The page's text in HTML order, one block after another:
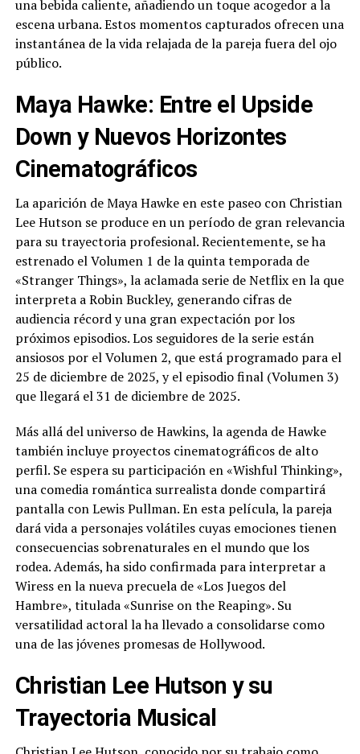
una bebida caliente, añadiendo un toque acogedor a la
escena urbana. Estos momentos capturados ofrecen una
instantánea de la vida relajada de la pareja fuera del ojo
público.
Maya Hawke: Entre el Upside
Down y Nuevos Horizontes
Cinematográficos
La aparición de Maya Hawke en este paseo con Christian
Lee Hutson se produce en un período de gran relevancia
para su trayectoria profesional. Recientemente, se ha
estrenado el Volumen 1 de la quinta temporada de
«Stranger Things», la aclamada serie de Netflix en la que
interpreta a Robin Buckley, generando cifras de
audiencia récord y una gran expectación por los
próximos episodios. Los seguidores de la serie están
ansiosos por el Volumen 2, que está programado para el
25 de diciembre de 2025, y el episodio final (Volumen 3)
que llegará el 31 de diciembre de 2025.
Más allá del universo de Hawkins, la agenda de Hawke
también incluye proyectos cinematográficos de alto
perfil. Se espera su participación en «Wishful Thinking»,
una comedia romántica surrealista donde compartirá
pantalla con Lewis Pullman. En esta película, la pareja
dará vida a personajes volátiles cuyas emociones tienen
consecuencias sobrenaturales en el mundo que los
rodea. Además, ha sido confirmada para interpretar a
Wiress en la nueva precuela de «Los Juegos del
Hambre», titulada «Sunrise on the Reaping». Su
versatilidad actoral la ha llevado a consolidarse como
una de las jóvenes promesas de Hollywood.
Christian Lee Hutson y su
Trayectoria Musical